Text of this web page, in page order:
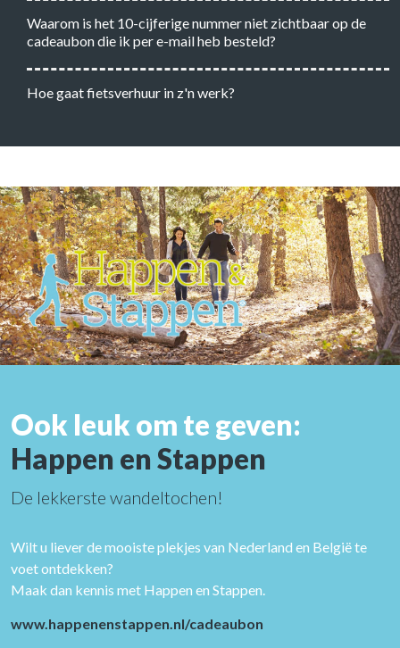
Waarom is het 10-cijferige nummer niet zichtbaar op de
cadeaubon die ik per e-mail heb besteld?
Hoe gaat fietsverhuur in z'n werk?
Ook leuk om te geven:
Happen en Stappen
De lekkerste wandeltochen!
Wilt u liever de mooiste plekjes van Nederland en België te
voet ontdekken?
Maak dan kennis met Happen en Stappen.
www.happenenstappen.nl/cadeaubon